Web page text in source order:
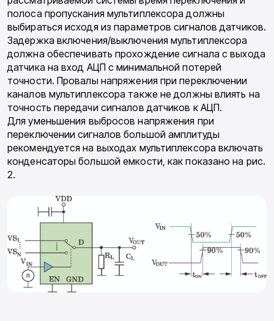
полоса пропускания мультиплексора должны
выбираться исходя из параметров сигналов датчиков.
Задержка включения/выключения мультиплексора
должна обеспечивать прохождение сигнала с выхода
датчика на вход АЦП с минимальной потерей
точности. Провалы напряжения при переключении
каналов мультиплексора также не должны влиять на
точность передачи сигналов датчиков к АЦП.
Для уменьшения выбросов напряжения при
переключении сигналов большой амплитуды
рекомендуется на выходах мультиплексора включать
конденсаторы большой емкости, как показано на рис.
2.